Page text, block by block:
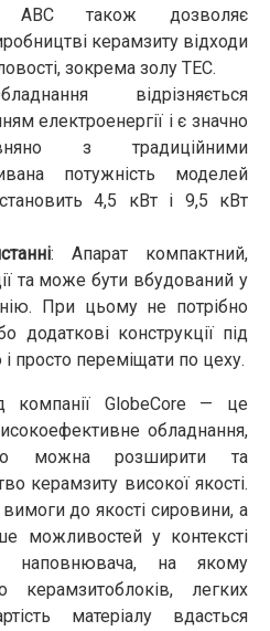
АВС також дозволяє
керамзиту відходи
зокрема золу ТЕС.
відрізняється
електроенергії і є значно
з традиційними
потужність моделей
4,5 кВт і 9,5 кВт
: Апарат компактний,
та може бути вбудований у
При цьому не потрібно
додаткові конструкції під
просто переміщати по цеху.
GlobeCore — це
обладнання,
можна розширити та
керамзиту високої якості.
до якості сировини, а
можливостей у контексті
наповнювача, на якому
керамзитоблоків, легких
матеріалу вдасться